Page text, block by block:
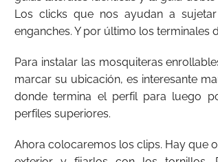
Los clicks que nos ayudan a
enganches. Y por último los terminales
Para instalar las mosquiteras
marcar su ubicación, es interesante
donde termina el perfil para luego
perfiles superiores.
Ahora colocaremos los clips. Hay que